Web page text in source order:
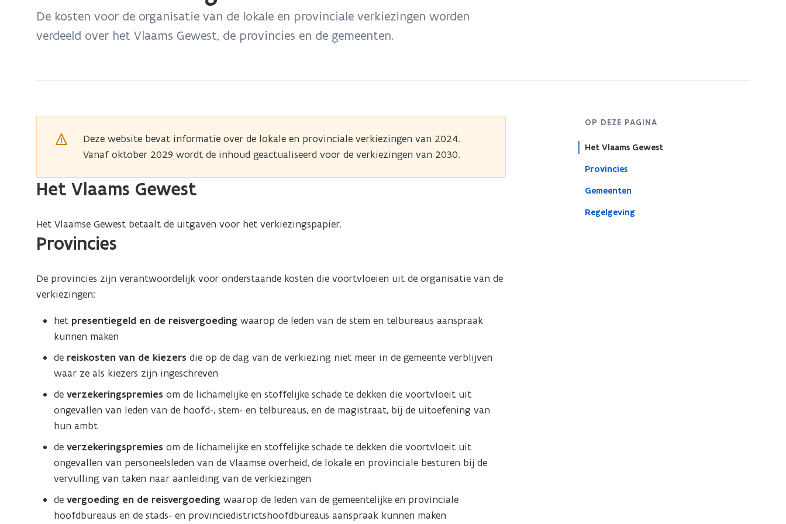
bevindtDe kosten voor de organisatie van de lokale en provinciale verkiezingen worden
verdeeld over het Vlaams Gewest, de provincies en de gemeenten.
OP DEZE PAGINA
Het Vlaams Gewest
Provincies
Gemeenten
Regelgeving
Deze website bevat informatie over de lokale en provinciale verkiezingen van 2024.
Vanaf oktober 2029 wordt de inhoud geactualiseerd voor de verkiezingen van 2030.
Het Vlaams Gewest
Het Vlaamse Gewest betaalt de uitgaven voor het verkiezingspapier.
Provincies
De provincies zijn verantwoordelijk voor onderstaande kosten die voortvloeien uit de organisatie van de
verkiezingen:
het presentiegeld en de reisvergoeding waarop de leden van de stem en telbureaus aanspraak
kunnen maken
de reiskosten van de kiezers die op de dag van de verkiezing niet meer in de gemeente verblijven
waar ze als kiezers zijn ingeschreven
deverzekeringspremies om de lichamelijke en stoffelijke schade te dekken die voortvloeit uit
ongevallen van leden van de hoofd-, stem- en telbureaus, en de magistraat, bij de uitoefening van
hun ambt
deverzekeringspremies om de lichamelijke en stoffelijke schade te dekken die voortvloeit uit
ongevallen van personeelsleden van de Vlaamse overheid, de lokale en provinciale besturen bij de
vervulling van taken naar aanleiding van de verkiezingen
devergoeding en de reisvergoeding waarop de leden van de gemeentelijke en provinciale
hoofdbureaus en de stads- en provinciedistrictshoofdbureaus aanspraak kunnen maken